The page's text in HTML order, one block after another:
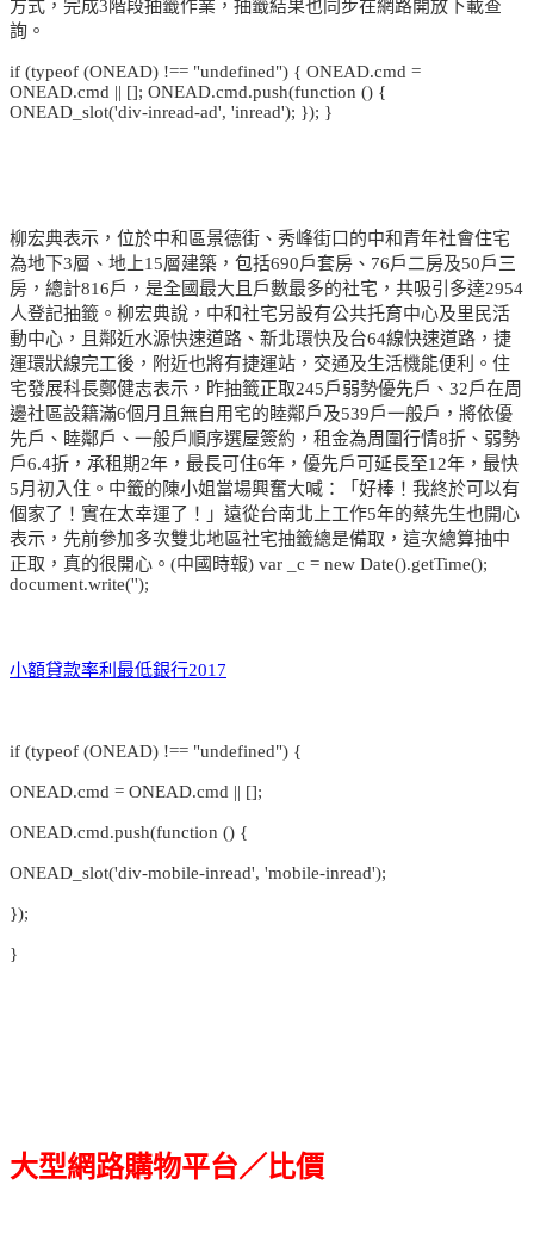
方式，完成3階段抽籤作業，抽籤結果也同步在網路開放下載查
詢。
if (typeof (ONEAD) !== "undefined") { ONEAD.cmd =
ONEAD.cmd || []; ONEAD.cmd.push(function () {
ONEAD_slot('div-inread-ad', 'inread'); }); }
柳宏典表示，位於中和區景德街、秀峰街口的中和青年社會住宅
為地下3層、地上15層建築，包括690戶套房、76戶二房及50戶三
房，總計816戶，是全國最大且戶數最多的社宅，共吸引多達2954
人登記抽籤。柳宏典說，中和社宅另設有公共托育中心及里民活
動中心，且鄰近水源快速道路、新北環快及台64線快速道路，捷
運環狀線完工後，附近也將有捷運站，交通及生活機能便利。住
宅發展科長鄭健志表示，昨抽籤正取245戶弱勢優先戶、32戶在周
邊社區設籍滿6個月且無自用宅的睦鄰戶及539戶一般戶，將依優
先戶、睦鄰戶、一般戶順序選屋簽約，租金為周圍行情8折、弱勢
戶6.4折，承租期2年，最長可住6年，優先戶可延長至12年，最快
5月初入住。中籤的陳小姐當場興奮大喊：「好棒！我終於可以有
個家了！實在太幸運了！」遠從台南北上工作5年的蔡先生也開心
表示，先前參加多次雙北地區社宅抽籤總是備取，這次總算抽中
正取，真的很開心。(中國時報) var _c = new Date().getTime();
document.write('');
小額貸款率利最低銀行2017
if (typeof (ONEAD) !== "undefined") {
ONEAD.cmd = ONEAD.cmd || [];
ONEAD.cmd.push(function () {
ONEAD_slot('div-mobile-inread', 'mobile-inread');
});
}
大型網路購物平台／比價